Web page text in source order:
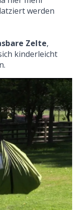
werden
Zelte,
kinderleicht